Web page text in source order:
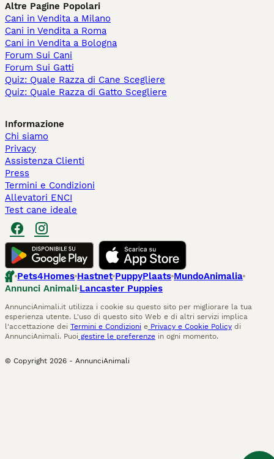
Altre Pagine Popolari
Cani in Vendita a Milano
Cani in Vendita a Roma
Cani in Vendita a Bologna
Forum Sui Cani
Forum Sui Gatti
Quiz: Quale Razza di Cane Scegliere
Quiz: Quale Razza di Gatto Scegliere
Informazione
Chi siamo
Privacy
Assistenza Clienti
Press
Termini e Condizioni
Allevatori ENCI
Test cane ideale
Pets4Homes Hastnet PuppyPlaats MundoAnimalia
Annunci Animali Lancaster Puppies
AnnunciAnimali.it utilizza i cookie su questo sito per migliorare la tua
esperienza utente. L'uso di questo sito Web e di altri servizi implica
l'accettazione dei Termini e Condizioni e Privacy e Cookie Policy di
AnnunciAnimali. Puoi gestire le preferenze in ogni momento.
© Copyright 2026 - AnnunciAnimali